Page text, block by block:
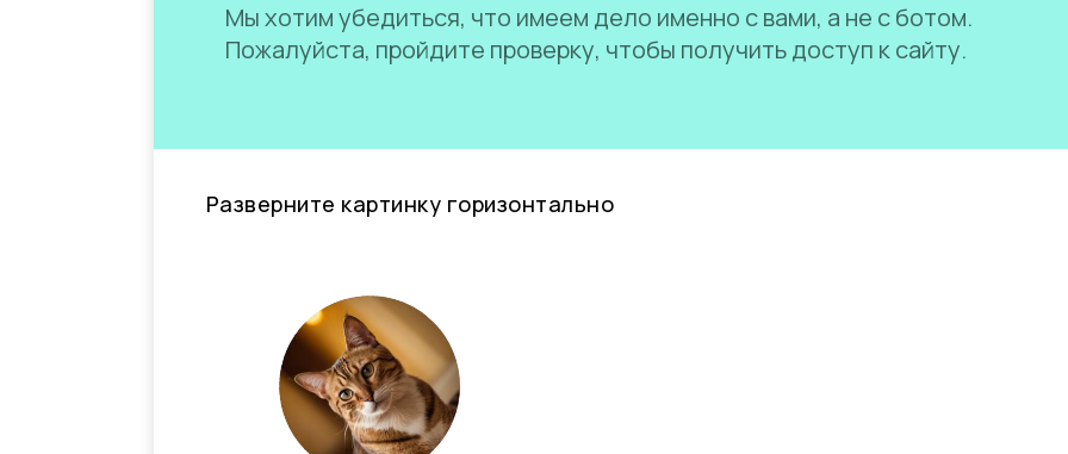
Мы хотим убедиться, что имеем дело именно с вами, а не с ботом.
Пожалуйста, пройдите проверку, чтобы получить доступ к сайту.
Разверните картинку горизонтально